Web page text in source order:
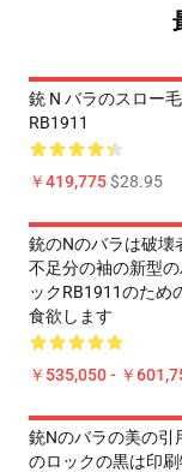
銃 N バラのスロー
RB1911
￥419,775$28.95
銃のNのバラは破壊
不足分の袖の新型
ックRB1911のため
食欲します
￥535,050 - ￥
銃nのバラの美の引
のロックの黒は印